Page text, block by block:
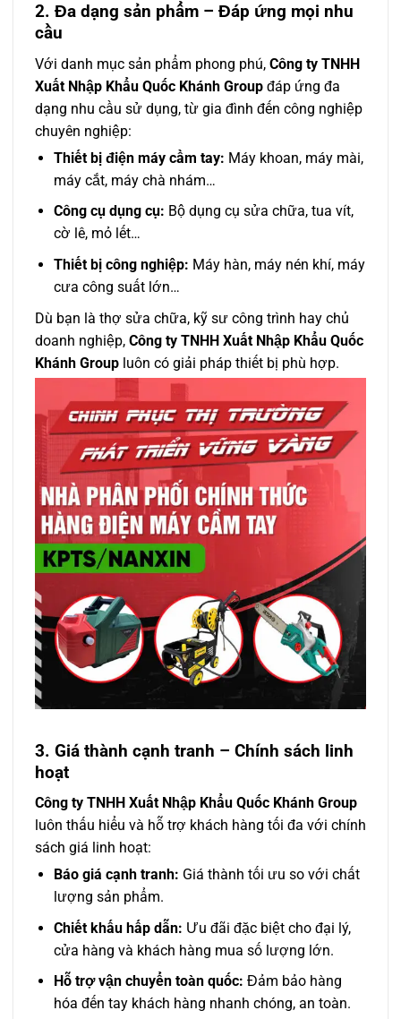
2. Đa dạng sản phẩm – Đáp ứng mọi nhu
cầu
Với danh mục sản phẩm phong phú, Công ty TNHH
Xuất Nhập Khẩu Quốc Khánh Group đáp ứng đa
dạng nhu cầu sử dụng, từ gia đình đến công nghiệp
chuyên nghiệp:
Thiết bị điện máy cầm tay: Máy khoan, máy mài,
máy cắt, máy chà nhám…
Công cụ dụng cụ: Bộ dụng cụ sửa chữa, tua vít,
cờ lê, mỏ lết…
Thiết bị công nghiệp: Máy hàn, máy nén khí, máy
cưa công suất lớn…
Dù bạn là thợ sửa chữa, kỹ sư công trình hay chủ
doanh nghiệp, Công ty TNHH Xuất Nhập Khẩu Quốc
Khánh Group luôn có giải pháp thiết bị phù hợp.
3. Giá thành cạnh tranh – Chính sách linh
hoạt
Công ty TNHH Xuất Nhập Khẩu Quốc Khánh Group
luôn thấu hiểu và hỗ trợ khách hàng tối đa với chính
sách giá linh hoạt:
Báo giá cạnh tranh: Giá thành tối ưu so với chất
lượng sản phẩm.
Chiết khấu hấp dẫn: Ưu đãi đặc biệt cho đại lý,
cửa hàng và khách hàng mua số lượng lớn.
Hỗ trợ vận chuyển toàn quốc: Đảm bảo hàng
hóa đến tay khách hàng nhanh chóng, an toàn.